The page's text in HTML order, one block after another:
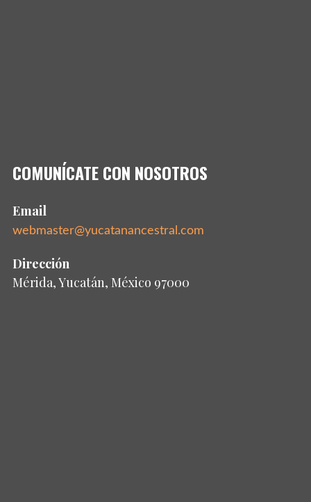
COMUNÍCATE CON NOSOTROS
Email
webmaster@yucatanancestral.com
Dirección
Mérida, Yucatán, México 97000